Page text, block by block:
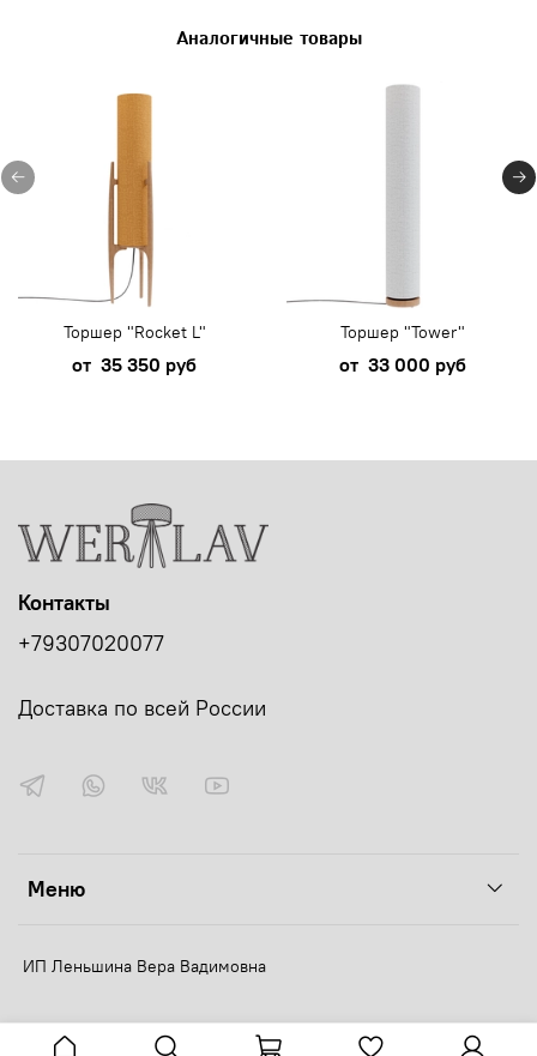
Аналогичные товары
Торшер "Rocket L"
от 35 350 руб
Торшер "Tower"
от 33 000 руб
Меню
Контакты
+79307020077
Доставка по всей России
ИП Леньшина Вера Вадимовна